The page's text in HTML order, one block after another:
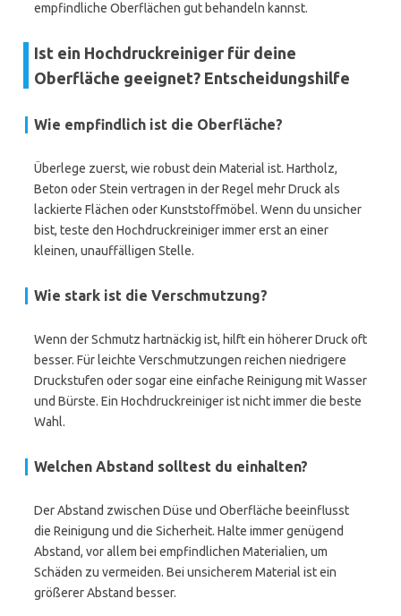
empfindliche Oberflächen gut behandeln kannst.
Ist ein Hochdruckreiniger für deine
Oberfläche geeignet? Entscheidungshilfe
Wie empfindlich ist die Oberfläche?
Überlege zuerst, wie robust dein Material ist. Hartholz,
Beton oder Stein vertragen in der Regel mehr Druck als
lackierte Flächen oder Kunststoffmöbel. Wenn du unsicher
bist, teste den Hochdruckreiniger immer erst an einer
kleinen, unauffälligen Stelle.
Wie stark ist die Verschmutzung?
Wenn der Schmutz hartnäckig ist, hilft ein höherer Druck oft
besser. Für leichte Verschmutzungen reichen niedrigere
Druckstufen oder sogar eine einfache Reinigung mit Wasser
und Bürste. Ein Hochdruckreiniger ist nicht immer die beste
Wahl.
Welchen Abstand solltest du einhalten?
Der Abstand zwischen Düse und Oberfläche beeinflusst
die Reinigung und die Sicherheit. Halte immer genügend
Abstand, vor allem bei empfindlichen Materialien, um
Schäden zu vermeiden. Bei unsicherem Material ist ein
größerer Abstand besser.